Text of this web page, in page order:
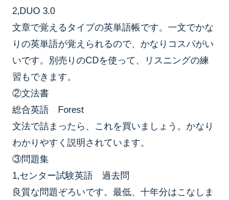
2,DUO 3.0
文章で覚えるタイプの英単語帳です。一文でかな
りの英単語が覚えられるので、かなりコスパがい
いです。別売りのCDを使って、リスニングの練
習もできます。
②文法書
総合英語 Forest
文法で詰まったら、これを買いましょう。かなり
わかりやすく説明されています。
③問題集
1,センター試験英語 過去問
良質な問題ぞろいです。最低、十年分はこなしま